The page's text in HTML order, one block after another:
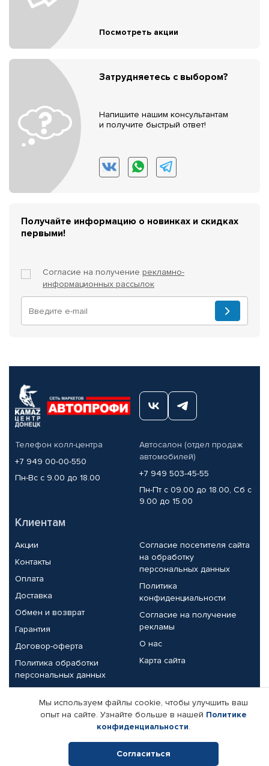
Посмотреть акции
Затрудняетесь с выбором?
Напишите нашим консультантам
и получите быстрый ответ!
Получайте информацию о новинках и скидках
первыми!
Согласие на получение рекламно-
информационных рассылок
Телефон колл-центра
+7 949 00-00-550
Пн-Вс с 9.00 до 18.00
Автосалон (отдел продаж
автомобилей)
+7 949 503-45-55
Пн-Пт с 09.00 до 18.00, Сб с
9.00 до 15.00
Клиентам
Акции
Контакты
Оплата
Доставка
Обмен и возврат
Гарантия
Договор-оферта
Политика обработки
персональных данных
Согласие посетителя сайта
на обработку
персональных данных
Политика
конфиденциальности
Согласие на получение
рекламы
О нас
Карта сайта
Партнерам
Корпоративным клиентам
Поставщикам
Реквизиты компании
Мы используем файлы cookie, чтобы улучшить ваш
опыт на сайте. Узнайте больше в нашей Политике
конфиденциальности.
Согласиться